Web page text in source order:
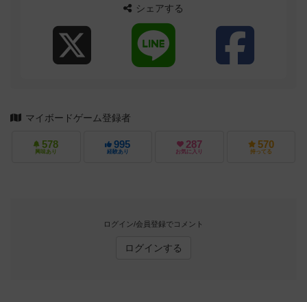
シェアする
マイボードゲーム登録者
578
興味あり
995
経験あり
287
お気に入り
570
持ってる
ログイン/会員登録でコメント
ログインする